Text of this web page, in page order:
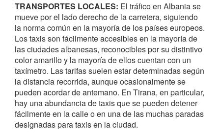
TRANSPORTES LOCALES: El tráfico en Albania se
mueve por el lado derecho de la carretera, siguiendo
la norma común en la mayoría de los países europeos.
Los taxis son fácilmente accesibles en la mayoría de
las ciudades albanesas, reconocibles por su distintivo
color amarillo y la mayoría de ellos cuentan con un
taxímetro. Las tarifas suelen estar determinadas según
la distancia recorrida, aunque ocasionalmente se
pueden acordar de antemano. En Tirana, en particular,
hay una abundancia de taxis que se pueden detener
fácilmente en la calle o en una de las muchas paradas
designadas para taxis en la ciudad.